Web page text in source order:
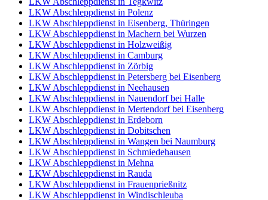
LKW Abschleppdienst in Polenz
LKW Abschleppdienst in Eisenberg, Thüringen
LKW Abschleppdienst in Machern bei Wurzen
LKW Abschleppdienst in Holzweißig
LKW Abschleppdienst in Camburg
LKW Abschleppdienst in Zörbig
LKW Abschleppdienst in Petersberg bei Eisenberg
LKW Abschleppdienst in Neehausen
LKW Abschleppdienst in Nauendorf bei Halle
LKW Abschleppdienst in Mertendorf bei Eisenberg
LKW Abschleppdienst in Erdeborn
LKW Abschleppdienst in Dobitschen
LKW Abschleppdienst in Wangen bei Naumburg
LKW Abschleppdienst in Schmiedehausen
LKW Abschleppdienst in Mehna
LKW Abschleppdienst in Rauda
LKW Abschleppdienst in Frauenprießnitz
LKW Abschleppdienst in Windischleuba